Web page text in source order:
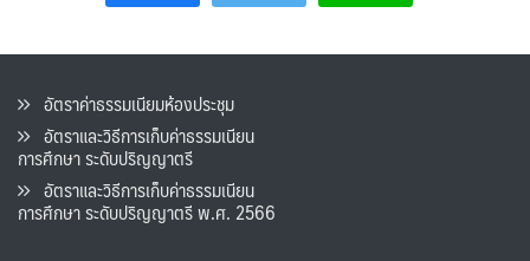
อัตราค่าธรรมเนียมห้องประชุม
อัตราและวิธีการเก็บค่าธรรมเนียน
การศึกษา ระดับปริญญาตรี
อัตราและวิธีการเก็บค่าธรรมเนียน
การศึกษา ระดับปริญญาตรี พ.ศ. 2566